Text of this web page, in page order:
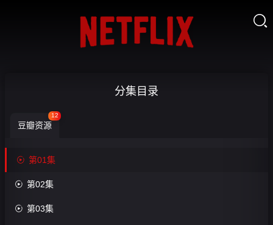

落
语-
第
集

藏
分集目录
豆瓣资源
12
 第01集
 第02集
 第03集